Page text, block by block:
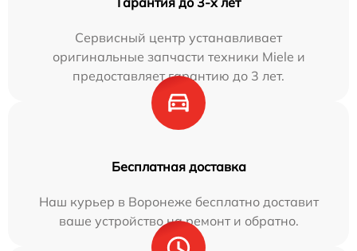
Сервисный центр устанавливает
оригинальные запчасти техники Miele и
предоставляет гарантию до 3 лет.
Бесплатная доставка
Наш курьер в Воронеже бесплатно доставит
ваше устройство на ремонт и обратно.